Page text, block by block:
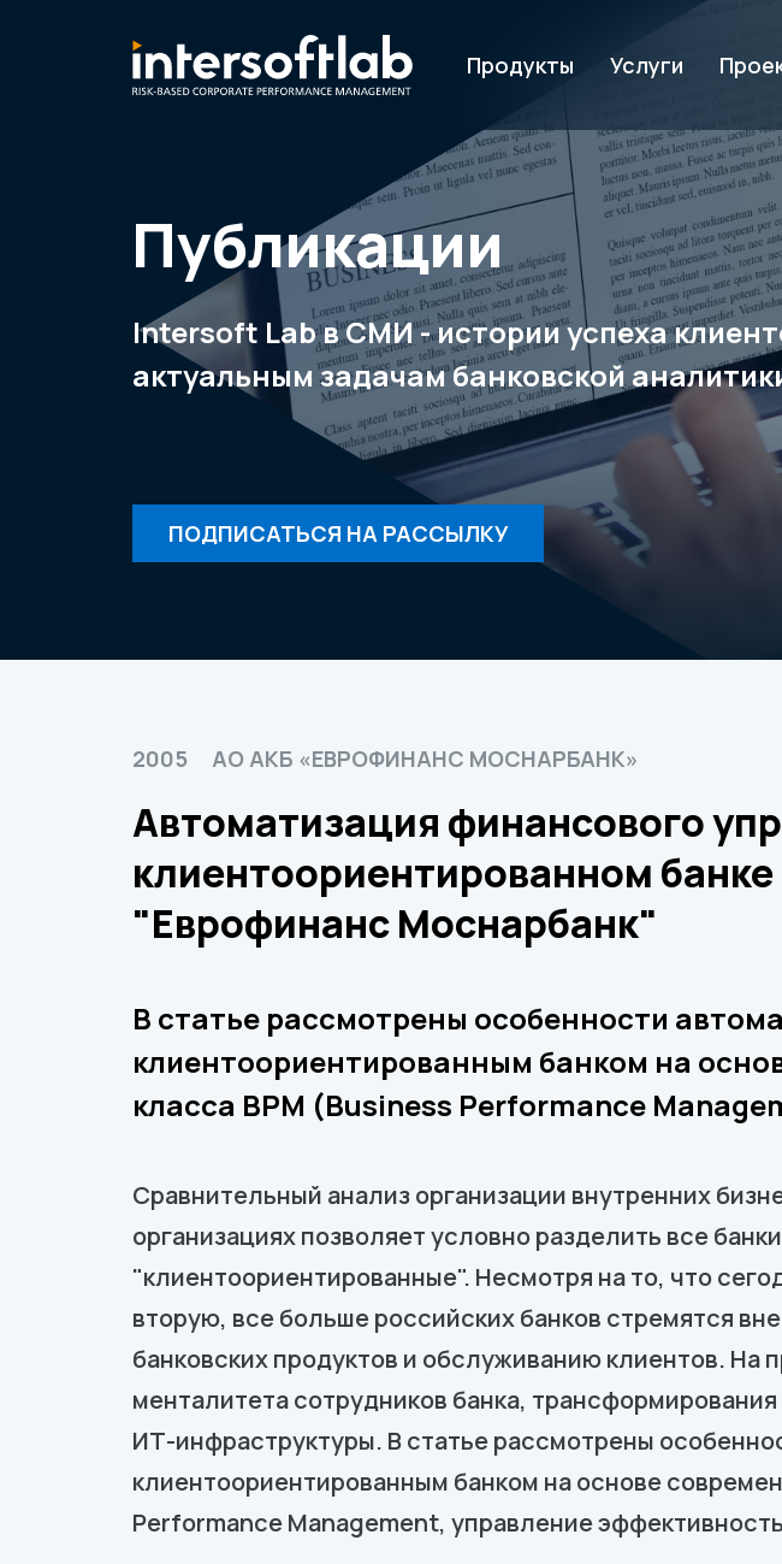
Продукты Услуги
Публикации
Intersoft Lab в СМИ - истории успеха
актуальным задачам банковской
ПОДПИСАТЬСЯ НА РАССЫЛКУ
2005 АО АКБ «ЕВРОФИНАНС МОСНАРБАНК»
Автоматизация финансового
клиентоориентированном
"Еврофинанс Моснарбанк"
В статье рассмотрены особенности
клиентоориентированным банком на
класса BPM (Business Performance
Сравнительный анализ организации внутренних
организациях позволяет условно разделить все
"клиентоориентированные". Несмотря на то, что
вторую, все больше российских банков стремятся
банковских продуктов и обслуживанию клиентов. На
менталитета сотрудников банка,
ИТ-инфраструктуры. В статье рассмотрены
клиентоориентированным банком на основе
Performance Management, управление